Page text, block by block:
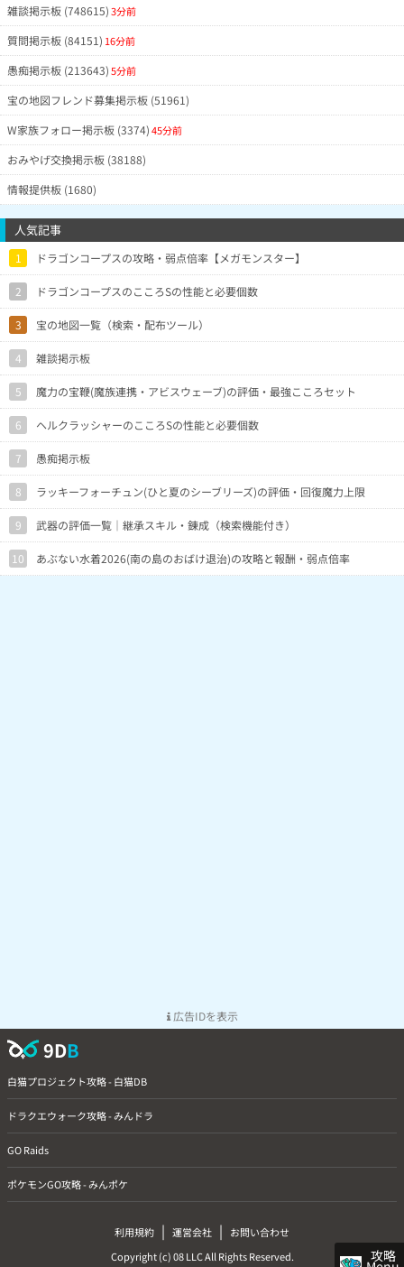
攻略
雑談掲示板 (748615)3分前
質問掲示板 (84151) 16分前
愚痴掲示板 (213643)5分前
宝の地図フレンド募集掲示板 (51961)
W家族フォロー掲示板 (3374)45分前
おみやげ交換掲示板 (38188)
情報提供板 (1680)
人気記事
1 ドラゴンコープスの攻略・弱点倍率【メガモンスター】
2 ドラゴンコープスのこころSの性能と必要個数
3 宝の地図一覧（検索・配布ツール）
4 雑談掲示板
5 魔力の宝鞭(魔族連携・アビスウェーブ)の評価・最強こころセット
6 ヘルクラッシャーのこころSの性能と必要個数
7 愚痴掲示板
8 ラッキーフォーチュン(ひと夏のシーブリーズ)の評価・回復魔力上限
9 武器の評価一覧｜継承スキル・錬成（検索機能付き）
10 あぶない水着2026(南の島のおばけ退治)の攻略と報酬・弱点倍率
広告IDを表示
9DB
白猫プロジェクト攻略 - 白猫DB
ドラクエウォーク攻略 - みんドラ
GO Raids
ポケモンGO攻略 - みんポケ
利用規約 | 運営会社 |
お問い合わせ
Copyright (c) 08 LLC All Rights Reserved.